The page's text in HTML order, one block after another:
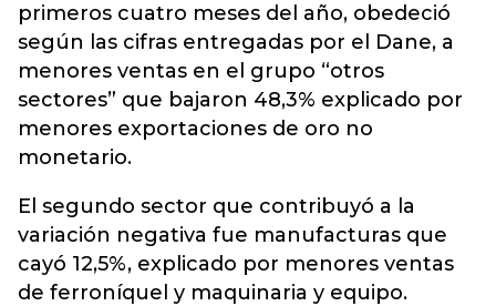
primeros cuatro meses del año, obedeció
según las cifras entregadas por el Dane, a
menores ventas en el grupo “otros
sectores” que bajaron 48,3% explicado por
menores exportaciones de oro no
monetario.
El segundo sector que contribuyó a la
variación negativa fue manufacturas que
cayó 12,5%, explicado por menores ventas
de ferroníquel y maquinaria y equipo.